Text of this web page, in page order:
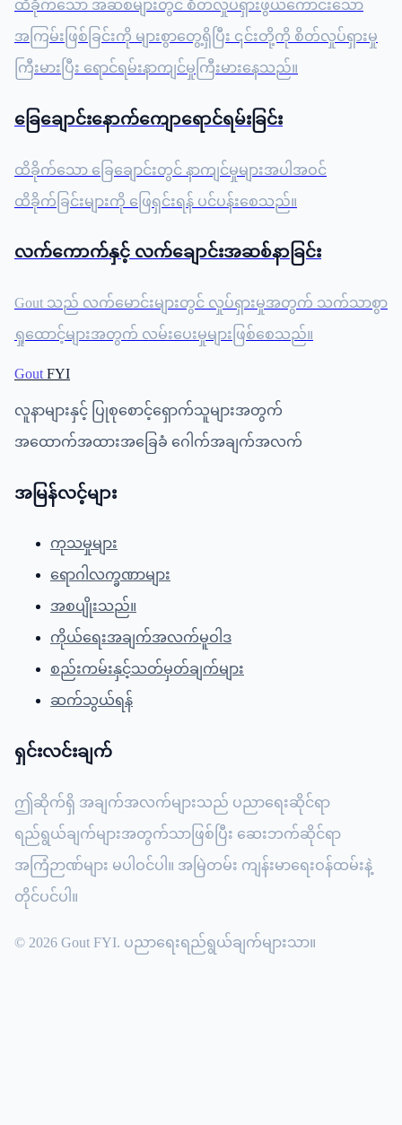
ထိခိုက်သော အဆစ်များတွင် စိတ်လှုပ်ရှားဖွယ်ကောင်းသော
အကြမ်းဖြစ်ခြင်းကို များစွာတွေ့ရှိပြီး ၎င်းတို့ကို စိတ်လှုပ်ရှားမှု
ကြီးမားပြီး ရောင်ရမ်းနာကျင်မှုကြီးမားနေသည်။
ခြေချောင်းနောက်ကျောရောင်ရမ်းခြင်း
ထိခိုက်သော ခြေချောင်းတွင် နာကျင်မှုများအပါအဝင်
ထိခိုက်ခြင်းများကို ဖြေရှင်းရန် ပင်ပန်းစေသည်။
လက်ကောက်နှင့် လက်ချောင်းအဆစ်နာခြင်း
Gout သည် လက်မောင်းများတွင် လှုပ်ရှားမှုအတွက် သက်သာစွာ
ရှုထောင့်များအတွက် လမ်းပေးမှုများဖြစ်စေသည်။
Gout FYI
လူနာများနှင့် ပြုစုစောင့်ရှောက်သူများအတွက်
အထောက်အထားအခြေခံ ဂေါက်အချက်အလက်
အမြန်လင့်များ
ကုသမှုများ
ရောဂါလက္ခဏာများ
အစပျိုးသည်။
ကိုယ်ရေးအချက်အလက်မူဝါဒ
စည်းကမ်းနှင့်သတ်မှတ်ချက်များ
ဆက်သွယ်ရန်
ရှင်းလင်းချက်
ဤဆိုက်ရှိ အချက်အလက်များသည် ပညာရေးဆိုင်ရာ
ရည်ရွယ်ချက်များအတွက်သာဖြစ်ပြီး ဆေးဘက်ဆိုင်ရာ
အကြံဉာဏ်များ မပါဝင်ပါ။ အမြဲတမ်း ကျန်းမာရေးဝန်ထမ်းနဲ့
တိုင်ပင်ပါ။
© 2026 Gout FYI. ပညာရေးရည်ရွယ်ချက်များသာ။